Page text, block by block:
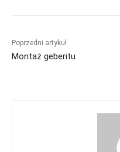
Poprzedni artykuł
Montaż geberitu